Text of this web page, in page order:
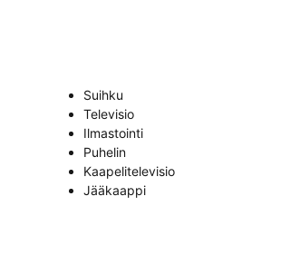
Suihku
Televisio
Ilmastointi
Puhelin
Kaapelitelevisio
Jääkaappi